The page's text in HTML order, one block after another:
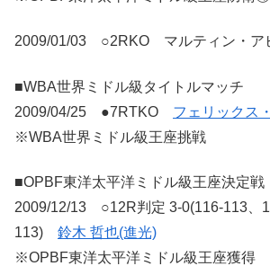
2009/01/03 ○2RKO マルティン・ア
■WBA世界ミドル級タイトルマッチ
2009/04/25 ●7RTKO フェリックス
※WBA世界ミドル級王座挑戦
■OPBF東洋太平洋ミドル級王座決定戦
2009/12/13 ○12R判定 3-0(116-113、
113) 鈴木 哲也(進光)
※OPBF東洋太平洋ミドル級王座獲得